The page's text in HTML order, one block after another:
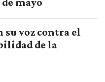
su voz contra el
de la